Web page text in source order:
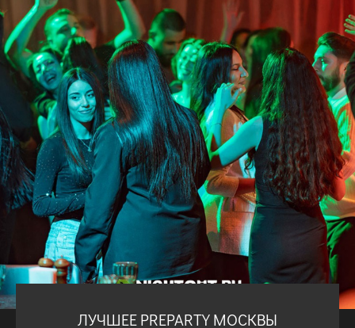
ЛУЧШЕЕ PREPARTY МОСКВЫ